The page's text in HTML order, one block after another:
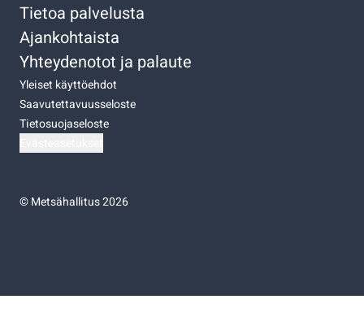
Tietoa palvelusta
Ajankohtaista
Yhteydenotot ja palaute
Yleiset käyttöehdot
Saavutettavuusseloste
Tietosuojaseloste
©Metsähallitus 2026